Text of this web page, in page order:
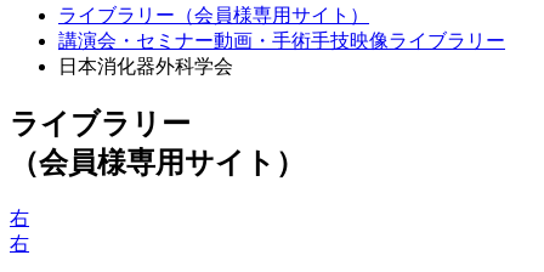
ライブラリー（会員様専用サイト）
講演会・セミナー動画・手術手技映像ライブラリー
日本消化器外科学会
ライブラリー
（会員様専用サイト）
右
右